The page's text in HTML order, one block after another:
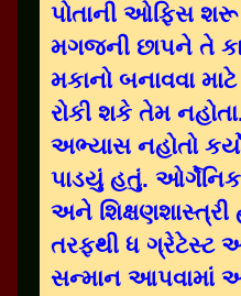
પોતાની ઓફિસ શરૂ
મગજની છાપને તે
મકાનો બનાવવા
રોકી શકે તેમ
અભ્યાસ નહોતો
પાડયું હતું.
અને શિક્ષણશાસ્ત્રી
તરફથી ધ ગ્રેટેસ્ટ
સન્માન આપવામાં